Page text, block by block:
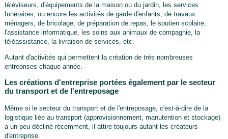
téléviseurs, d'équipements de la maison ou du jardin, les services
funéraires, ou encore les activités de garde d'enfants, de travaux
ménagers, de bricolage, de préparation de repas, le soutien scolaire,
l'assistance informatique, les soins aux animaux de compagnie, la
téléassistance, la livraison de services, etc.
Autant d'activités qui permettent la création de très nombreuses
entreprises chaque année.
Les créations d'entreprise portées également par le secteur
du transport et de l'entreposage
Même si le secteur du transport et de l'entreposage, c'est-à-dire de la
logistique liée au transport (approvisionnement, manutention et stockage)
a un peu décliné récemment, il attire toujours autant les créateurs
d'entreprise.